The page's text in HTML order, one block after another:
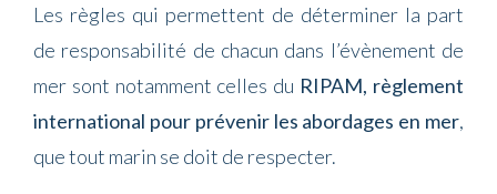
Les règles qui permettent de déterminer la part
de responsabilité de chacun dans l’évènement de
mer sont notamment celles du RIPAM, règlement
international pour prévenir les abordages en mer,
que tout marin se doit de respecter.